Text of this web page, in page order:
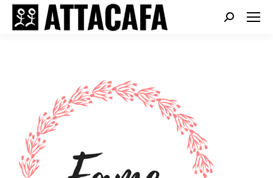
Search: